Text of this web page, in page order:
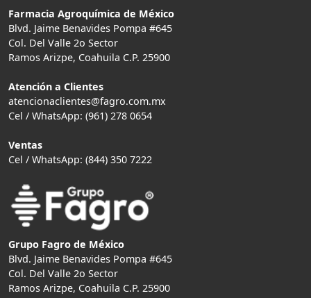
Farmacia Agroquímica de México
Blvd. Jaime Benavides Pompa #645
Col. Del Valle 2o Sector
Ramos Arizpe, Coahuila C.P. 25900
Atención a Clientes
atencionaclientes@fagro.com.mx
Cel / WhatsApp: (961) 278 0654
Ventas
Cel / WhatsApp: (844) 350 7222
Grupo Fagro de México
Blvd. Jaime Benavides Pompa #645
Col. Del Valle 2o Sector
Ramos Arizpe, Coahuila C.P. 25900